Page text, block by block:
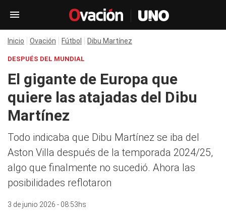
Inicio Ovación Fútbol Dibu Martínez
DESPUÉS DEL MUNDIAL
El gigante de Europa que
quiere las atajadas del Dibu
Martínez
Todo indicaba que Dibu Martínez se iba del
Aston Villa después de la temporada 2024/25,
algo que finalmente no sucedió. Ahora las
posibilidades reflotaron
3 de junio 2026 - 08:53hs